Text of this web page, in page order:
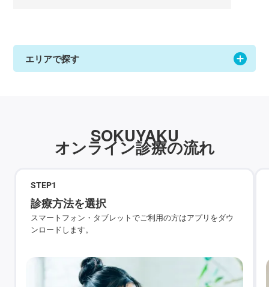
エリアで探す
SOKUYAKU
オンライン診療の流れ
STEP1
診療方法を選択
スマートフォン・タブレットでご利用の方はアプリをダウ
ンロードします。